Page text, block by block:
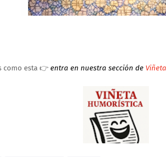
como esta 👉 entra en nuestra sección de